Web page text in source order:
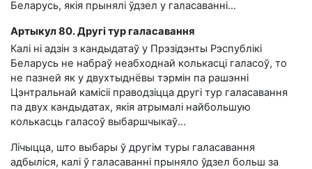
Беларусь, якія прынялі ўдзел у галасаванні…
Артыкул 80. Другі тур галасавання
Калі ні адзін з кандыдатаў у Прэзідэнты Рэспублікі
Беларусь не набраў неабходнай колькасці галасоў, то
не пазней як у двухтыднёвы тэрмін па рашэнні
Цэнтральнай камісіі праводзіцца другі тур галасавання
па двух кандыдатах, якія атрымалі найбольшую
колькасць галасоў выбаршчыкаў...
Лічыцца, што выбары ў другім туры галасавання
адбыліся, калі ў галасаванні прыняло ўдзел больш за